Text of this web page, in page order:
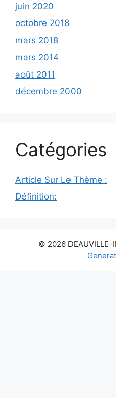
juin 2020
octobre 2018
mars 2018
mars 2014
août 2011
décembre 2000
Catégories
Article Sur Le Thème :
Définition:
© 2026 DEAUVILLE-